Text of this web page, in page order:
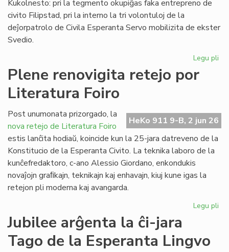
Kukolnesto: pri la tegmento okupiĝas faka entrepreno de
civito Filipstad, pri la interno la tri volontuloj de la
deĵorpatrolo de Civila Esperanta Servo mobilizita de ekster
Svedio.
Legu pli
la
Plene renovigita retejo por
Literatura Foiro
HeKo 911 9-B, 2 jun 26
Post unumonata prizorgado, la
nova retejo de Literatura Foiro
estis lanĉita hodiaŭ, koincide kun la 25-jara datreveno de la
Konstitucio de la Esperanta Civito. La teknika laboro de la
kunĉefredaktoro, c-ano Alessio Giordano, enkondukis
novaĵojn graﬁkajn, teknikajn kaj enhavajn, kiuj kune igas la
retejon pli moderna kaj avangarda.
Legu pli
Jubilee arĝenta la ĉi-jara
Tago de la Esperanta Lingvo